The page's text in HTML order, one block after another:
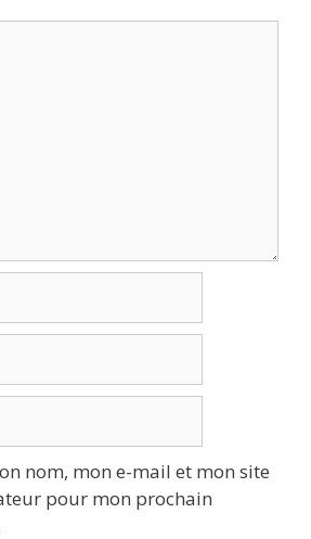
nom, mon e-mail et mon site
pour mon prochain